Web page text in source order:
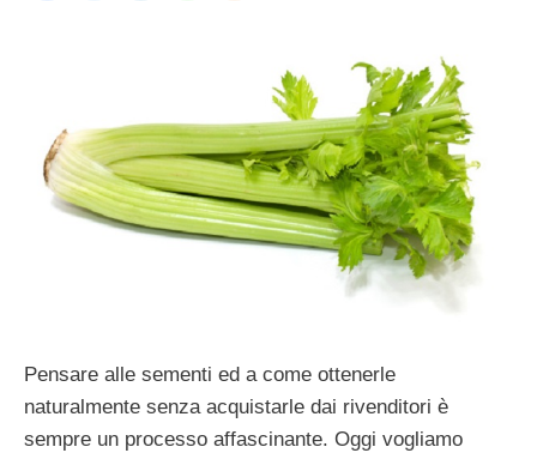
Pensare alle sementi ed a come ottenerle
naturalmente senza acquistarle dai rivenditori è
sempre un processo affascinante. Oggi vogliamo